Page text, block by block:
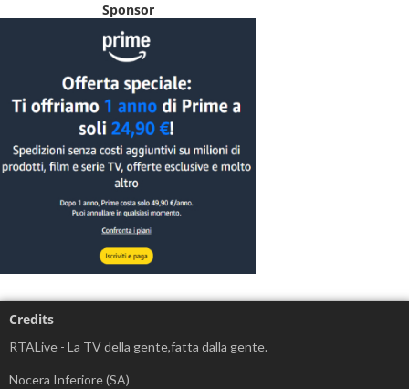
Sponsor
Credits
RTALive - La TV della gente,fatta dalla gente.
Nocera Inferiore (SA)